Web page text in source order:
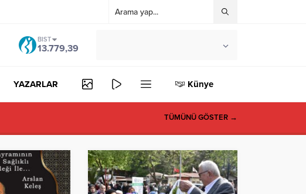
BIST
13.779,39
YAZARLAR Künye
TÜMÜNÜ GÖSTER →